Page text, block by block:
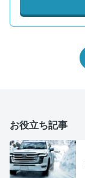
お役立ち記事